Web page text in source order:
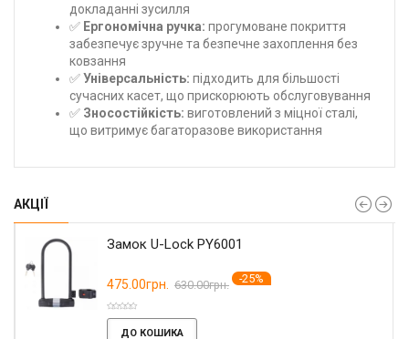
докладанні зусилля
✅ Ергономічна ручка: прогумоване покриття
забезпечує зручне та безпечне захоплення без
ковзання
✅Універсальність: підходить для більшості
сучасних касет, що прискорюють обслуговування
✅ Зносостійкість: виготовлений з міцної сталі,
що витримує багаторазове використання
АКЦІЇ
Замок U-Lock PY6001
475.00грн. 630.00грн. -25%
ДО КОШИКА